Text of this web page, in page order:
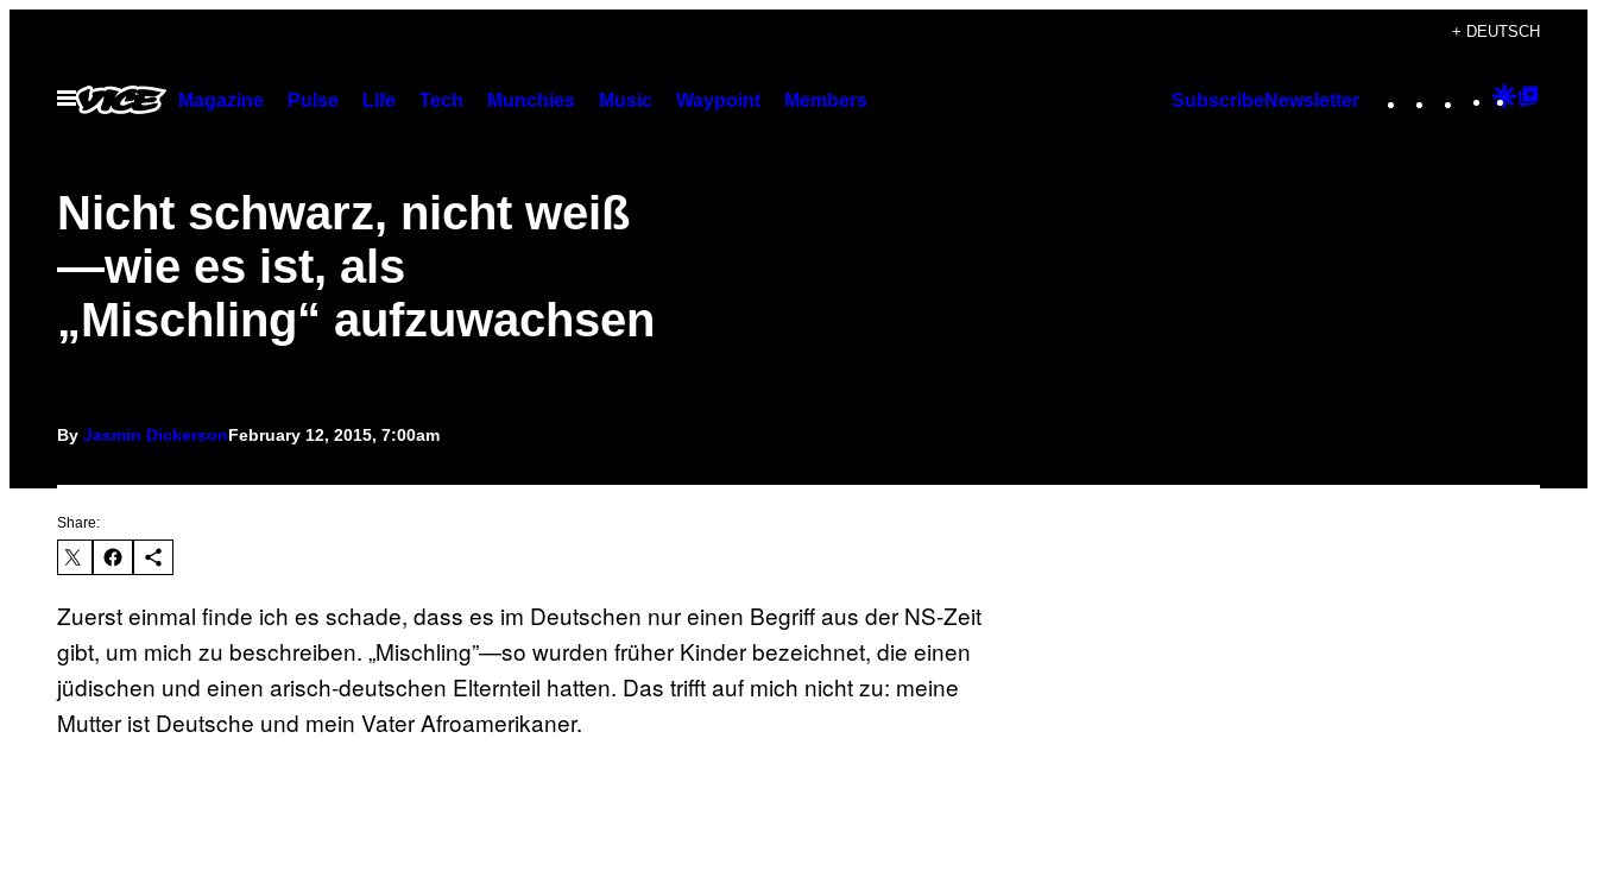
content
+ DEUTSCH
Open
Menu
Magazine Pulse Life Tech Munchies Music Waypoint Members SubscribeNewsletter Instagram
TikTok
YouTube
Google
Nicht schwarz, nicht weiß
—wie es ist, als
„Mischling“ aufzuwachsen
By Jasmin DickersonFebruary 12, 2015, 7:00am
Share:
Zuerst einmal finde ich es schade, dass es im Deutschen nur einen Begriff aus der NS-Zeit
gibt, um mich zu beschreiben. „Mischling”—so wurden früher Kinder bezeichnet, die einen
jüdischen und einen arisch-deutschen Elternteil hatten. Das trifft auf mich nicht zu: meine
Mutter ist Deutsche und mein Vater Afroamerikaner.